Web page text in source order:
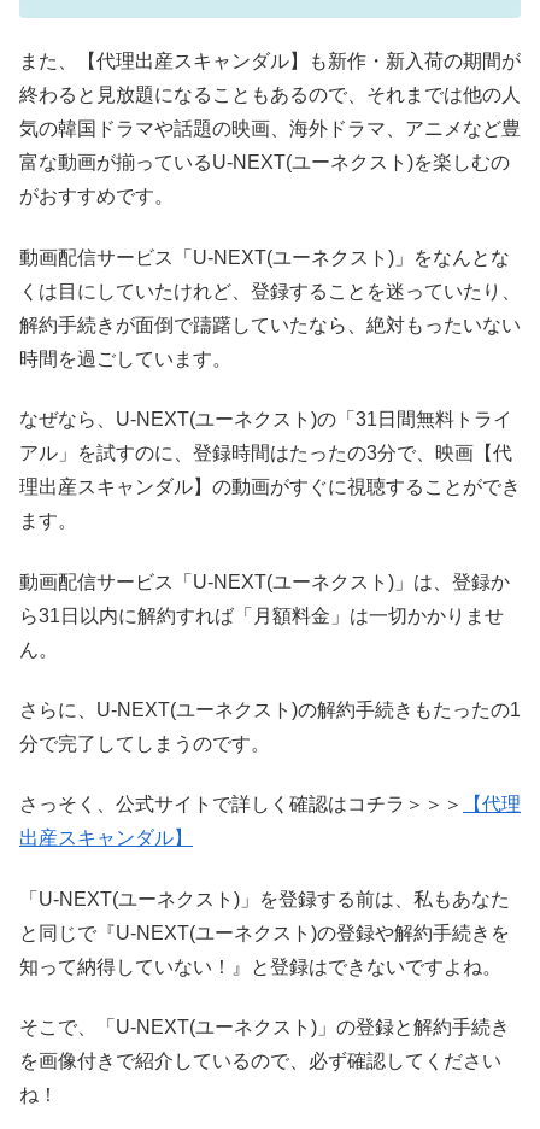
また、【代理出産スキャンダル】も新作・新入荷の期間が
終わると見放題になることもあるので、それまでは他の人
気の韓国ドラマや話題の映画、海外ドラマ、アニメなど豊
富な動画が揃っているU-NEXT(ユーネクスト)を楽しむの
がおすすめです。
動画配信サービス「U-NEXT(ユーネクスト)」をなんとな
くは目にしていたけれど、登録することを迷っていたり、
解約手続きが面倒で躊躇していたなら、絶対もったいない
時間を過ごしています。
なぜなら、U-NEXT(ユーネクスト)の「31日間無料トライ
アル」を試すのに、登録時間はたったの3分で、映画【代
理出産スキャンダル】の動画がすぐに視聴することができ
ます。
動画配信サービス「U-NEXT(ユーネクスト)」は、登録か
ら31日以内に解約すれば「月額料金」は一切かかりませ
ん。
さらに、U-NEXT(ユーネクスト)の解約手続きもたったの1
分で完了してしまうのです。
さっそく、公式サイトで詳しく確認はコチラ＞＞＞
【代理
出産スキャンダル】
「U-NEXT(ユーネクスト)」を登録する前は、私もあなた
と同じで『U-NEXT(ユーネクスト)の登録や解約手続きを
知って納得していない！』と登録はできないですよね。
そこで、「U-NEXT(ユーネクスト)」の登録と解約手続き
を画像付きで紹介しているので、必ず確認してください
ね！